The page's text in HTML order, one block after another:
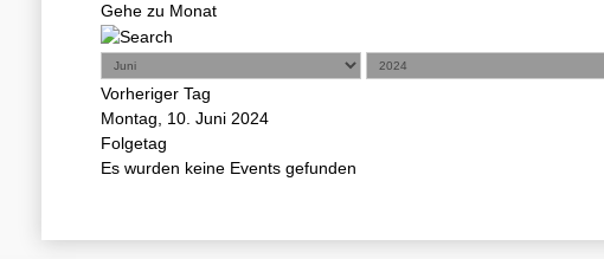
Gehe zu Monat
Vorheriger Tag
Montag, 10. Juni 2024
Folgetag
Es wurden keine Events gefunden